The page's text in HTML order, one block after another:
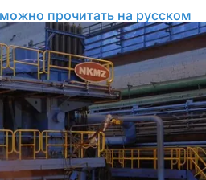
прочитать на русском